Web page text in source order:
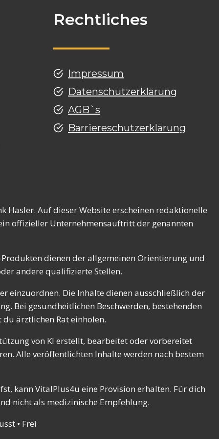
Rechtliches
Impressum
Datenschutzerklärung
AGB`s
Barriereschutzerklärung
Auf dieser Website erscheinen redaktionelle
offizieller Unternehmensauftritt der genannten
Produkten dienen der allgemeinen Orientierung und
andere qualifizierte Stellen.
einzuordnen. Die Inhalte dienen ausschließlich der
Bei gesundheitlichen Beschwerden, bestehenden
ärztlichen Rat einholen.
von KI erstellt, bearbeitet oder vorbereitet
Alle veröffentlichten Inhalte werden nach bestem
kann VitalPlus4u eine Provision erhalten. Für dich
nicht als medizinische Empfehlung.
• Frei